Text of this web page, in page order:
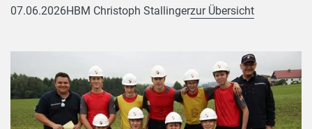
07.06.2026HBM Christoph Stallingerzur Übersicht